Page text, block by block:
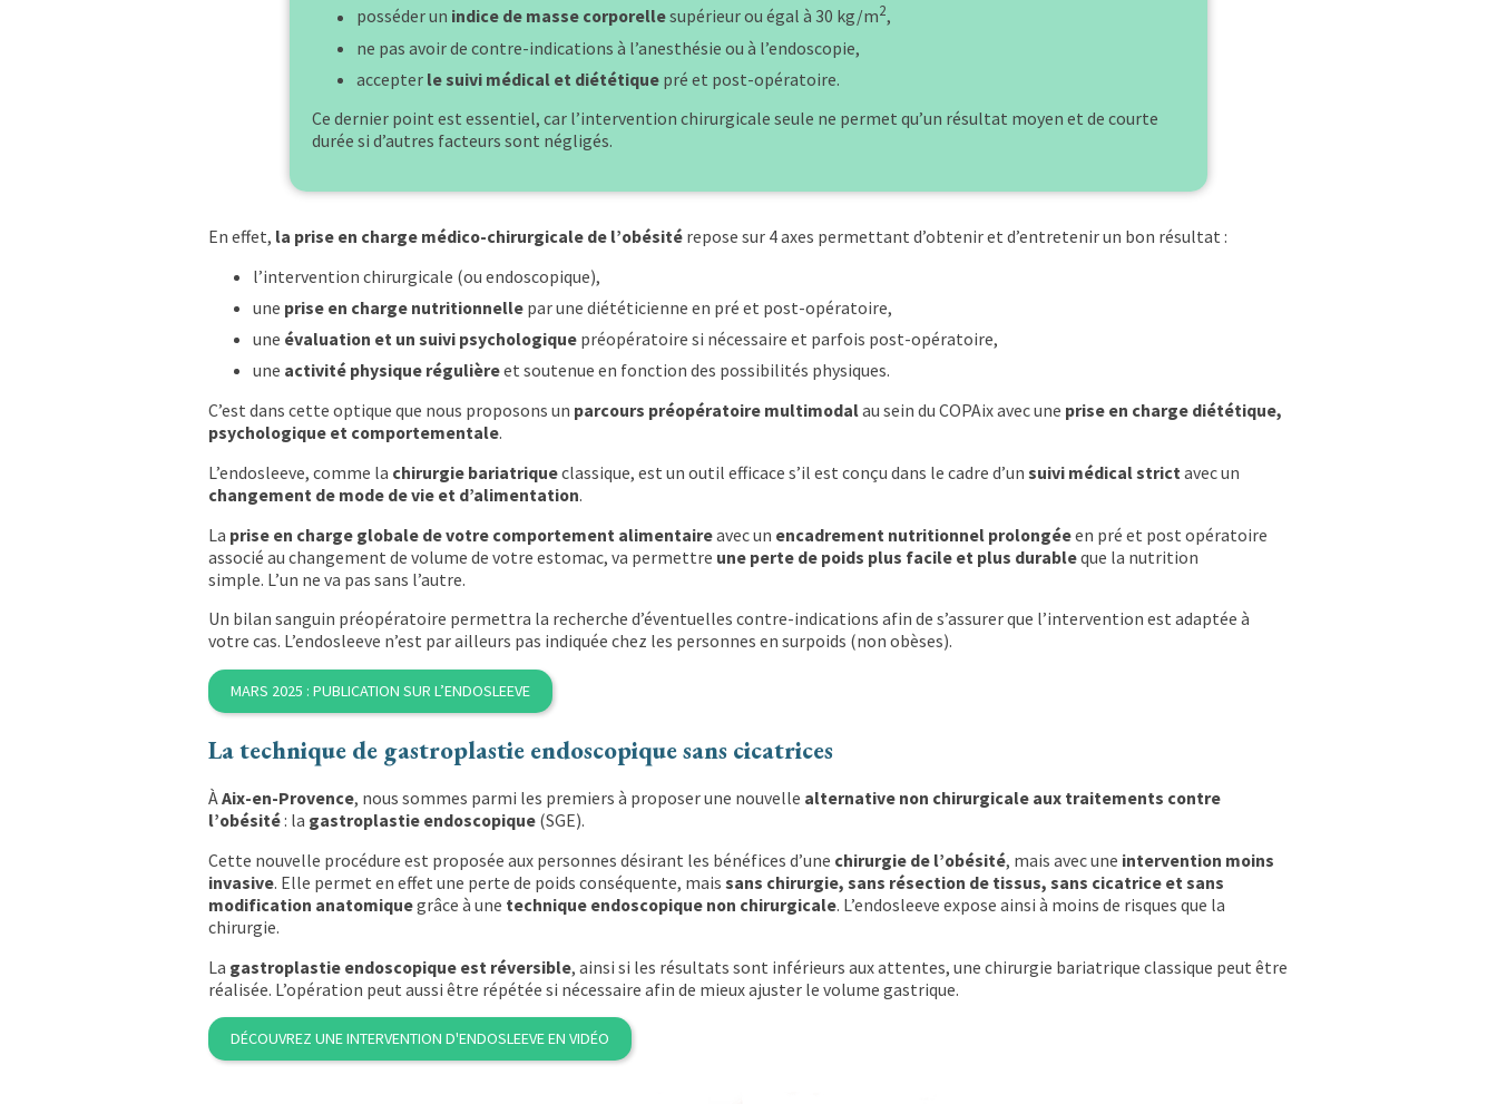
posséder un indice de masse corporellesupérieur ou égal à 30 kg/m2,
ne pas avoir de contre-indications à l’anesthésie ou à l’endoscopie,
accepter le suivi médical et diététiquepré et post-opératoire.
Ce dernier point est essentiel, car l’intervention chirurgicale seule ne permet qu’un résultat moyen et de courte
durée si d’autres facteurs sont négligés.
En effet, la prise en charge médico-chirurgicale de l’obésité repose sur 4 axes permettant d’obtenir et d’entretenir un bon résultat :
l’intervention chirurgicale (ou endoscopique),
une prise en charge nutritionnelle par une diététicienne en pré et post-opératoire,
une évaluation et un suivi psychologique préopératoire si nécessaire et parfois post-opératoire,
une activité physique régulièreet soutenue en fonction des possibilités physiques.
C’est dans cette optique que nous proposons un parcours préopératoire multimodal au sein du COPAix avec une prise en charge diététique,
psychologique et comportementale.
L’endosleeve, comme la chirurgie bariatriqueclassique, est un outil efficace s’il est conçu dans le cadre d’un suivi médical strict avec un
changement de mode de vie et d’alimentation.
La prise en charge globale de votre comportement alimentaireavec un encadrement nutritionnel prolongéeen pré et post opératoire
associé au changement de volume de votre estomac, va permettre une perte de poids plus facile et plus durableque la nutrition
simple. L’un ne va pas sans l’autre.
Un bilan sanguin préopératoire permettra la recherche d’éventuelles contre-indications afin de s’assurer que l’intervention est adaptée à
votre cas. L’endosleeve n’est par ailleurs pas indiquée chez les personnes en surpoids (non obèses).
MARS 2025 : PUBLICATION SUR L’ENDOSLEEVE
La technique de gastroplastie endoscopique sans cicatrices
À Aix-en-Provence, nous sommes parmi les premiers à proposer une nouvelle alternative non chirurgicale aux traitements contre
l’obésité: la gastroplastie endoscopique (SGE).
Cette nouvelle procédure est proposée aux personnes désirant les bénéfices d’une chirurgie de l’obésité, mais avec une intervention moins
invasive. Elle permet en effet une perte de poids conséquente, mais sans chirurgie, sans résection de tissus, sans cicatrice et sans
modification anatomiquegrâce à une technique endoscopique non chirurgicale. L’endosleeve expose ainsi à moins de risques que la
chirurgie.
La gastroplastie endoscopique est réversible, ainsi si les résultats sont inférieurs aux attentes, une chirurgie bariatrique classique peut être
réalisée. L’opération peut aussi être répétée si nécessaire afin de mieux ajuster le volume gastrique.
DÉCOUVREZ UNE INTERVENTION D'ENDOSLEEVE EN VIDÉO